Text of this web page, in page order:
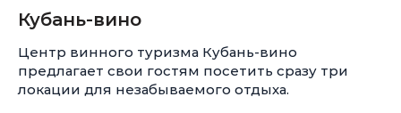
Кубань-вино
Центр винного туризма Кубань-вино
предлагает свои гостям посетить сразу три
локации для незабываемого отдыха.